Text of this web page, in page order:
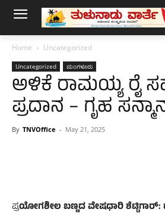
Home Uncategorized
Uncategorized ಮಂಗಳೂರು
ಅಳಿಕೆ ರಾಮಯ್ಯ ರೈ
ಪ್ರದಾನ – ಗೃಹ
By TNVOffice - May 21, 2025
ಪ್ರಯೋಗಶೀಲ ಬಣ್ಣದ ವೇಷಧಾರಿ